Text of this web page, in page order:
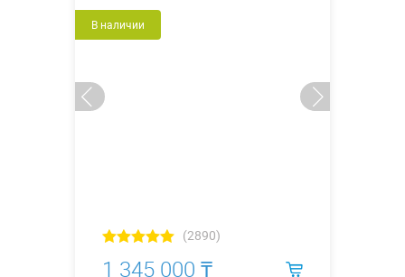
В наличии
(2890)
1 345 000 ₸